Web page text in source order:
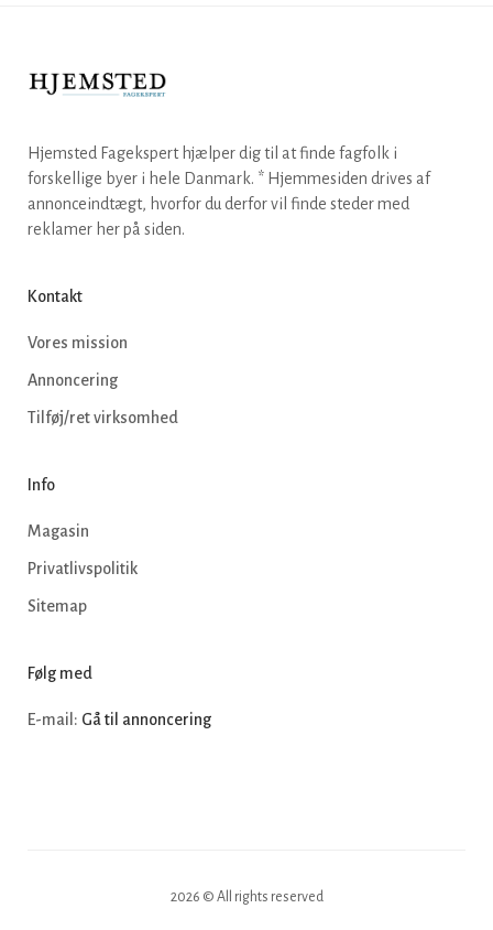
Hjemsted Fagekspert hjælper dig til at finde fagfolk i
forskellige byer i hele Danmark. * Hjemmesiden drives af
annonceindtægt, hvorfor du derfor vil finde steder med
reklamer her på siden.
Kontakt
Vores mission
Annoncering
Tilføj/ret virksomhed
Info
Magasin
Privatlivspolitik
Sitemap
Følg med
E-mail: Gå til annoncering
2026 © All rights reserved